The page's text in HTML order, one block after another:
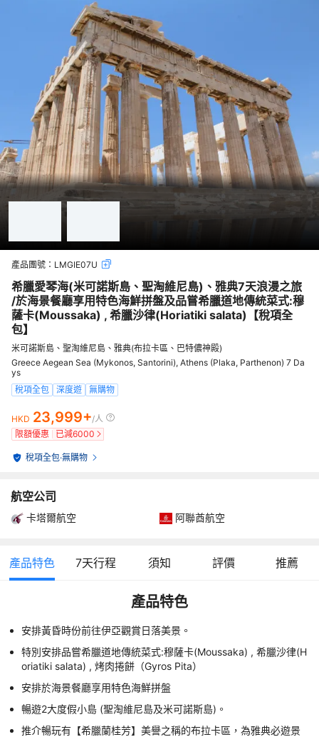
產品團號： LMGIE07U
希臘愛琴海(米可諾斯島、聖淘維尼島)、雅典7天浪漫之旅
/於海景餐廳享用特色海鮮拼盤及品嘗希臘道地傳統菜式:穆
薩卡(Moussaka) , 希臘沙律(Horiatiki salata)【稅項全
包】
米可諾斯島、聖淘維尼島、雅典(布拉卡區、巴特儂神殿)
Greece Aegean Sea (Mykonos, Santorini), Athens (Plaka, Parthenon) 7 Da
ys
稅項全包
深度遊 無購物
HKD 23,999+/人
限額優惠
已減6000
稅項全包·無購物
航空公司
卡塔爾航空 阿聯酋航空
產品特色 7天行程 須知 評價 推薦
產品特色
安排黃昏時份前往伊亞觀賞日落美景。
特別安排品嘗希臘道地傳統菜式:穆薩卡(Moussaka) , 希臘沙律(H
oriatiki salata) , 烤肉捲餅（Gyros Pita）
安排於海景餐廳享用特色海鮮拼盤
暢遊2大度假小島 (聖淘維尼島及米可諾斯島)。
推介暢玩有【希臘蘭桂芳】美譽之稱的布拉卡區，為雅典必遊景